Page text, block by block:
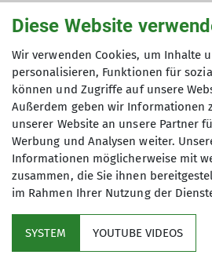
Ausbildung
Instagram-Post
18.02.2024
Instagram
Letzter Tag geschafft 💪🏼
aaaaaber die Freude der
Diese Website
Wir verwenden Cookies, um Inhalte
personalisieren, Funktionen für
können und Zugriffe auf unsere
Außerdem geben wir Informationen
unserer Website an unsere Partner
Werbung und Analysen weiter.
Informationen möglicherweise mit
zusammen, die Sie ihnen
im Rahmen Ihrer Nutzung der
SYSTEM YOUTUBE VIDEOS